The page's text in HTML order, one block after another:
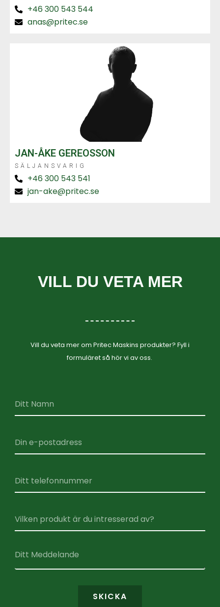
+46 300 543 544
anas@pritec.se
JAN-ÅKE GEREOSSON
SÄLJANSVARIG
+46 300 543 541
jan-ake@pritec.se
VILL DU VETA MER
Vill du veta mer om Pritec Maskins produkter? Fyll i
formuläret så hör vi av oss.
SKICKA